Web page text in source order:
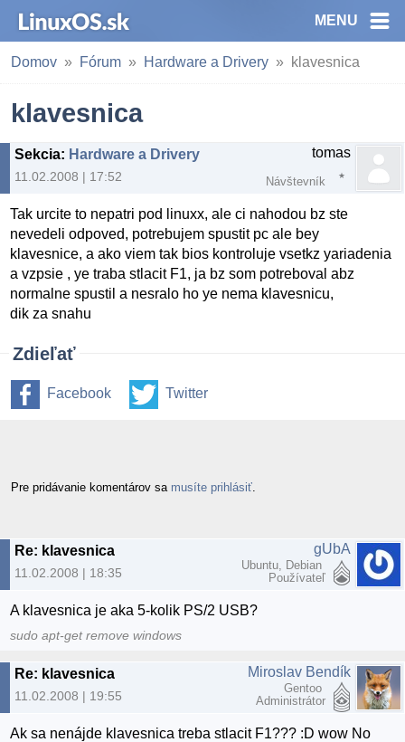
MENU
Domov Fórum Hardware a Drivery klavesnica
klavesnica
Sekcia: Hardware a Drivery
11.02.2008 | 17:52
tomas
Návštevník
Tak urcite to nepatri pod linuxx, ale ci nahodou bz ste
nevedeli odpoved, potrebujem spustit pc ale bey
klavesnice, a ako viem tak bios kontroluje vsetkz yariadenia
a vzpsie , ye traba stlacit F1, ja bz som potreboval abz
normalne spustil a nesralo ho ye nema klavesnicu,
dik za snahu
Zdieľať
Facebook Twitter
Pre pridávanie komentárov sa musíte prihlásiť
Re: klavesnica
11.02.2008 | 18:35
gUbA
Ubuntu, Debian
Používateľ
A klavesnica je aka 5-kolik PS/2 USB?
sudo apt-get remove windows
Re: klavesnica
11.02.2008 | 19:55
Miroslav Bendík
Gentoo
Administrátor
Ak sa nenájde klavesnica treba stlacit F1??? :D wow No